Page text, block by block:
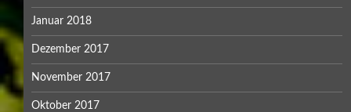
Januar 2018
Dezember 2017
November 2017
Oktober 2017